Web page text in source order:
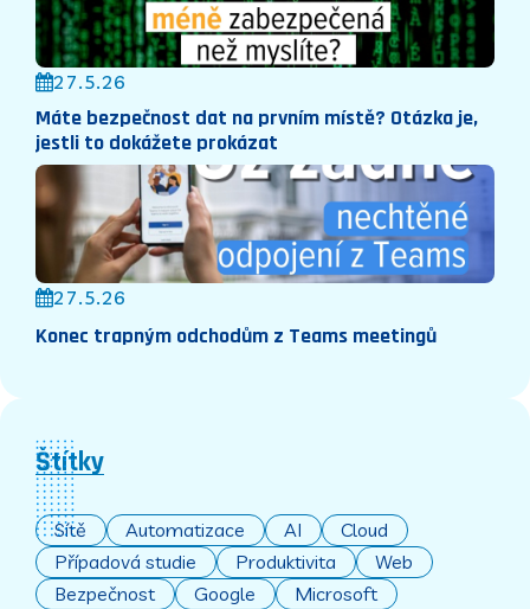
27.5.26
Máte bezpečnost dat na prvním místě? Otázka je,
jestli to dokážete prokázat
27.5.26
Konec trapným odchodům z Teams meetingů
Štítky
Sítě Automatizace AI
Cloud
Případová studie
Produktivita
Web
Bezpečnost
Google
Microsoft